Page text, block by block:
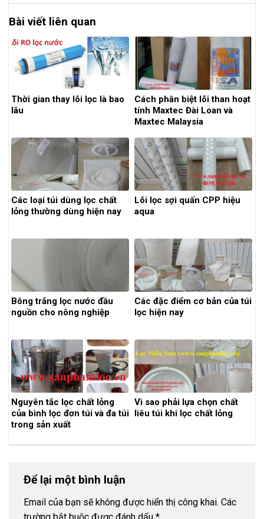
Bài viết liên quan
Thời gian thay lõi lọc là bao
lâu
Cách phân biệt lõi than hoạt
tính Maxtec Đài Loan và
Maxtec Malaysia
Các loại túi dùng lọc chất
lỏng thường dùng hiện nay
Lõi lọc sợi quấn CPP hiệu
aqua
Bông trắng lọc nước đầu
nguồn cho nông nghiệp
Các đặc điểm cơ bản của túi
lọc hiện nay
Nguyên tắc lọc chất lỏng
của bình lọc đơn túi và đa túi
trong sản xuất
Vì sao phải lựa chọn chất
liêu túi khi lọc chất lỏng
Để lại một bình luận
Email của bạn sẽ không được hiển thị công khai. Các
trường bắt buộc được đánh dấu *